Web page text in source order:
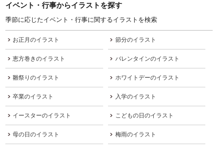
イベント・行事からイラストを探す
季節に応じたイベント・行事に関するイラストを検索
お正月のイラスト 節分のイラスト
恵方巻きのイラスト バレンタインのイラスト
雛祭りのイラスト ホワイトデーのイラスト
卒業のイラスト 入学のイラスト
イースターのイラスト こどもの日のイラスト
母の日のイラスト 梅雨のイラスト